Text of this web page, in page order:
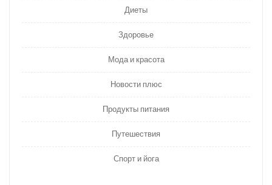
Диеты
Здоровье
Мода и красота
Новости плюс
Продукты питания
Путешествия
Спорт и йога